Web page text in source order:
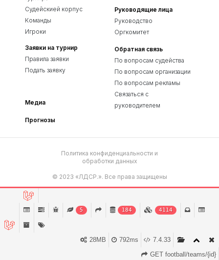
Судейскией корпус
Команды
Игроки
Заявки на турнир
Правила заявки
Подать заявку
Медиа
Прогнозы
Руководящие лица
Руководство
Оргкомитет
Обратная связь
По вопросам судейства
По вопросам организации
По вопросам рекламы
Связаться с
руководителем
Политика конфиденциальности и
обработки данных
© 2023 «ЛДСР.». Все права защищены
Сайт разработан в
5 184 4114
7.4.33
792ms
28MB
GET football/teams/{id}